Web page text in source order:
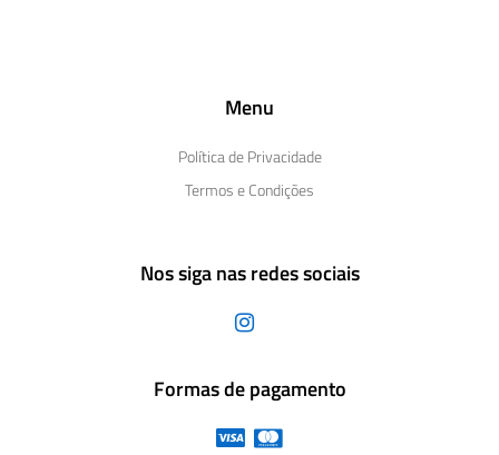
Menu
Política de Privacidade
Termos e Condições
Nos siga nas redes sociais
Formas de pagamento